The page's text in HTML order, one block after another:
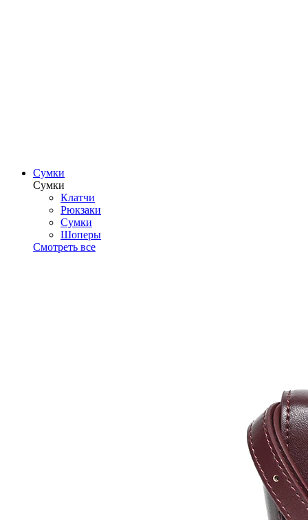
Сумки
Сумки
Клатчи
Рюкзаки
Сумки
Шоперы
Смотреть все